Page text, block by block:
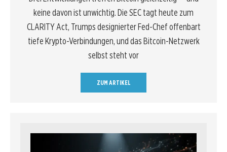
keine davon ist unwichtig. Die SEC tagt heute zum
CLARITY Act, Trumps designierter Fed-Chef offenbart
tiefe Krypto-Verbindungen, und das Bitcoin-Netzwerk
selbst steht vor
ZUM ARTIKEL